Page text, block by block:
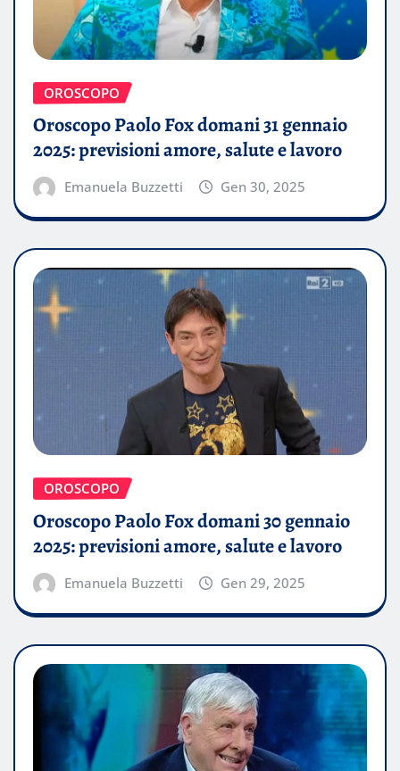
OROSCOPO
Oroscopo Paolo Fox domani 31 gennaio
2025: previsioni amore, salute e lavoro
Emanuela Buzzetti Gen 30, 2025
OROSCOPO
Oroscopo Paolo Fox domani 30 gennaio
2025: previsioni amore, salute e lavoro
Emanuela Buzzetti Gen 29, 2025